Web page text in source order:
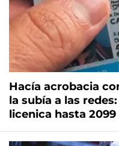
Hacía acrobacia
la subía a las
licenica hasta 2099